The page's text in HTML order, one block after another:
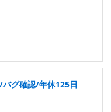
グ確認/年休125日